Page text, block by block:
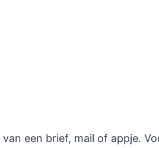
een brief, mail of appje.